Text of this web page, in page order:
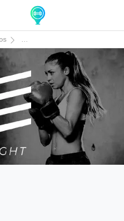
The Boxer Club Burgos